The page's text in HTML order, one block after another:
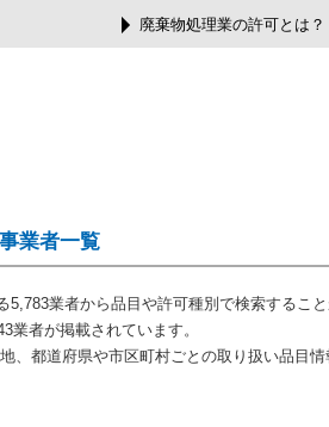
廃棄物処理業の許可とは？
業者一覧
業者から品目や許可種別で検索するこ
業者が掲載されています。
、都道府県や市区町村ごとの取り扱い品目情